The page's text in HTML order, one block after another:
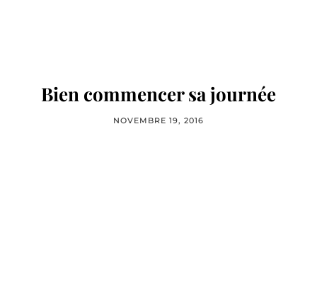
Bien commencer sa journée
NOVEMBRE 19, 2016